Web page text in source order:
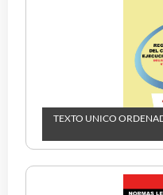
TEXTO UNICO